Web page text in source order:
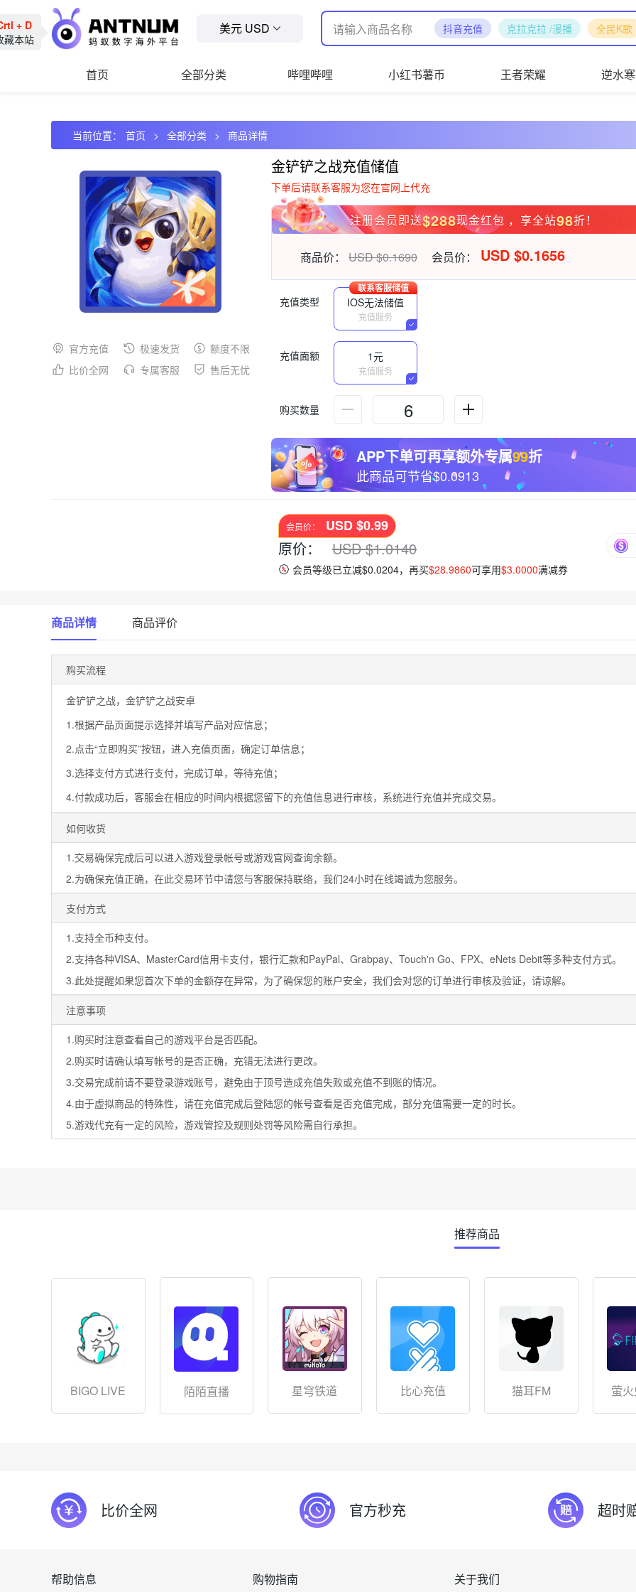
+ D
本站
美元 USD 抖音充值 克拉克拉 /漫播 全民K歌
首页 全部分类 哔哩哔哩 小红书薯币 王者荣耀 逆水
当前位置： 首页 全部分类 商品详情
官方充值 极速发货
额度不限
比价全网
专属客服 售后无忧
金铲铲之战充值储值
下单后请联系客服为您在官网上代充
注册会员即送$288现金红包 ，享全站98折！
商品价： USD $0.1690 会员价： USD $0.1656
充值类型
联系客服储值
IOS无法储值
充值服务
充值面额 1元
充值服务
购买数量
APP下单可再享额外专属99折
此商品可节省$0.0913
会员价： USD $0.99
原价： USD $1.0140
会员等级已立减$0.0204，再买$28.9860可享用$3.0000满减券
商品详情 商品评价
购买流程
金铲铲之战，金铲铲之战安卓
1.根据产品页面提示选择并填写产品对应信息；
2.点击“立即购买”按钮，进入充值页面，确定订单信息；
3.选择支付方式进行支付，完成订单，等待充值；
4.付款成功后，客服会在相应的时间内根据您留下的充值信息进行审核，系统进行充值并完成交易。
如何收货
1.交易确保完成后可以进入游戏登录帐号或游戏官网查询余额。
2.为确保充值正确，在此交易环节中请您与客服保持联络，我们24小时在线竭诚为您服务。
支付方式
1.支持全币种支付。
2.支持各种VISA、MasterCard信用卡支付，银行汇款和PayPal、Grabpay、Touch'n Go、FPX、eNets Debit等多种支付方式。
3.此处提醒如果您首次下单的金额存在异常，为了确保您的账户安全，我们会对您的订单进行审核及验证，请谅解。
注意事项
1.购买时注意查看自己的游戏平台是否匹配。
2.购买时请确认填写帐号的是否正确，充错无法进行更改。
3.交易完成前请不要登录游戏账号，避免由于顶号造成充值失败或充值不到账的情况。
4.由于虚拟商品的特殊性，请在充值完成后登陆您的帐号查看是否充值完成，部分充值需要一定的时长。
5.游戏代充有一定的风险，游戏管控及规则处罚等风险需自行承担。
推荐商品
BIGO LIVE 陌陌直播 星穹铁道 比心充值 猫耳FM 萤
比价全网 官方秒充 超时
帮助信息 购物指南 关于我们